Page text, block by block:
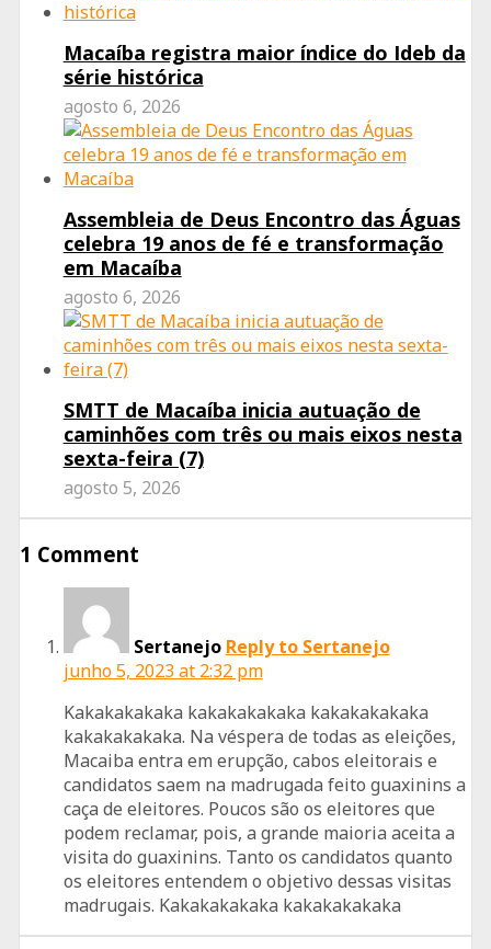
Macaíba registra maior índice do Ideb da
série histórica
agosto 6, 2026
Assembleia de Deus Encontro das Águas
celebra 19 anos de fé e transformação
em Macaíba
agosto 6, 2026
SMTT de Macaíba inicia autuação de
caminhões com três ou mais eixos nesta
sexta-feira (7)
agosto 5, 2026
1 Comment
Sertanejo Reply to Sertanejo
junho 5, 2023 at 2:32 pm
Kakakakakaka kakakakakaka kakakakakaka
kakakakakaka. Na véspera de todas as eleições,
Macaiba entra em erupção, cabos eleitorais e
candidatos saem na madrugada feito guaxinins a
caça de eleitores. Poucos são os eleitores que
podem reclamar, pois, a grande maioria aceita a
visita do guaxinins. Tanto os candidatos quanto
os eleitores entendem o objetivo dessas visitas
madrugais. Kakakakakaka kakakakakaka